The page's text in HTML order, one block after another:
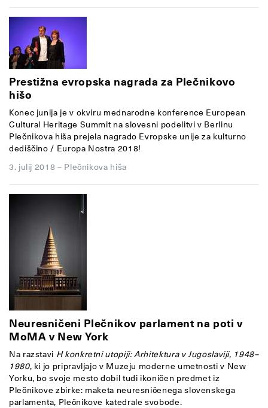
Prestižna evropska nagrada za Plečnikovo
hišo
Konec junija je v okviru mednarodne konference European
Cultural Heritage Summit na slovesni podelitvi v Berlinu
Plečnikova hiša prejela nagrado Evropske unije za kulturno
dediščino / Europa Nostra 2018!
3. julij 2018 – Plečnikova hiša
Neuresničeni Plečnikov parlament na poti v
MoMA v New York
Na razstavi H konkretni utopiji: Arhitektura v Jugoslaviji, 1948–
1980, ki jo pripravljajo v Muzeju moderne umetnosti v New
Yorku, bo svoje mesto dobil tudi ikoničen predmet iz
Plečnikove zbirke: maketa neuresničenega slovenskega
parlamenta, Plečnikove katedrale svobode.